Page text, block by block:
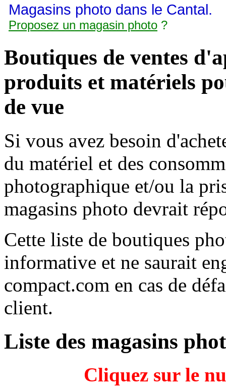
Magasins photo dans le Cantal.
Proposez un magasin photo ?
Boutiques de ventes
produits et matériels
de vue
Si vous avez besoin
du matériel et des
photographique et/ou la
magasins photo devrait
Cette liste de boutiques
informative et ne saurait
compact.com en cas de
client.
Liste des magasins
Cliquez sur le